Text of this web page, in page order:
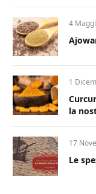
4
1
la
17
Le